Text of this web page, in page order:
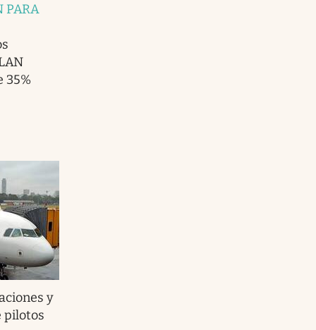
PARA
35%
y
pilotos